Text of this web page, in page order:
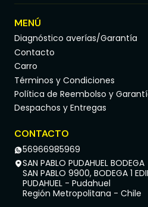
MENÚ
Diagnóstico averías/Garantía
Contacto
Carro
Términos y Condiciones
Política de Reembolso y
Despachos y Entregas
CONTACTO
56966985969
SAN PABLO PUDAHUEL BODEGA
SAN PABLO 9900, BODEGA 1
PUDAHUEL - Pudahuel
Región Metropolitana - Chile